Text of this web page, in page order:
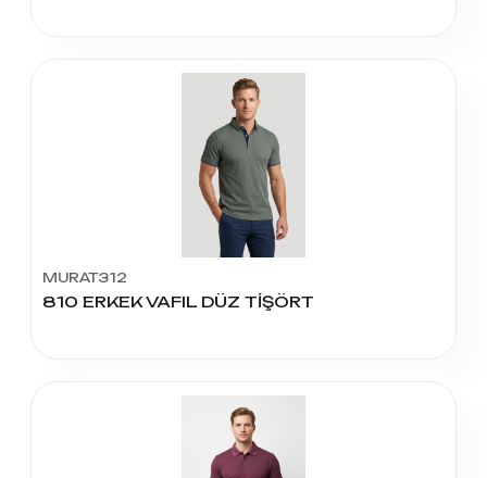
MURAT312
810 ERKEK VAFIL DÜZ TİŞÖRT